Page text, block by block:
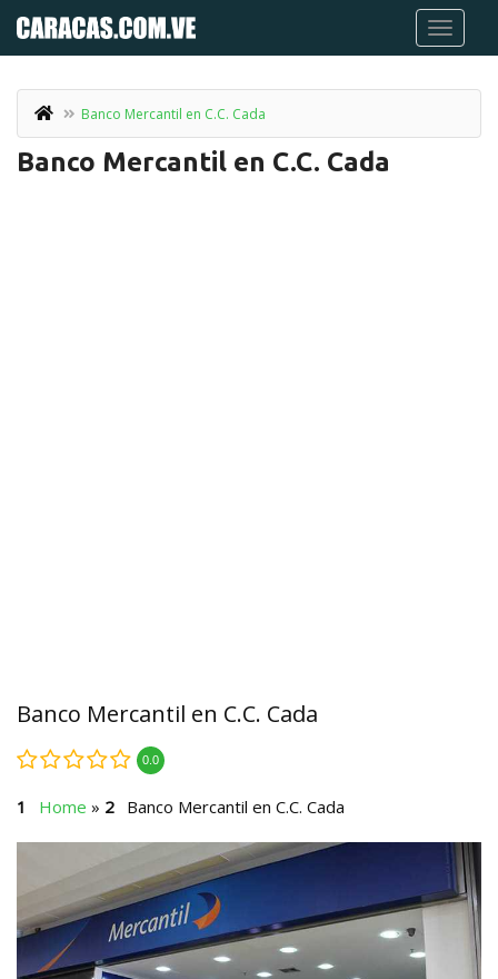
Banco Mercantil en C.C. Cada
Banco Mercantil en C.C. Cada
Banco Mercantil en C.C. Cada
0.0
Home » Banco Mercantil en C.C. Cada